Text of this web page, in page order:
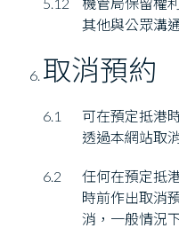
其他與公眾溝
取消預約
6.1
可在預定抵港
透過本網站取
6.2
任何在預定抵
時前作出取消
消，一般情況